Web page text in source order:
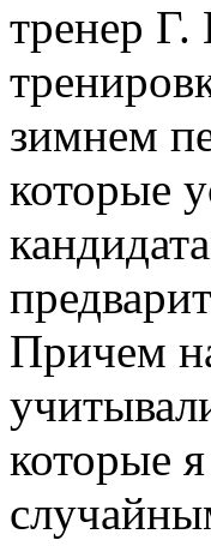
тренер
зимнем
которые
Причем
которые